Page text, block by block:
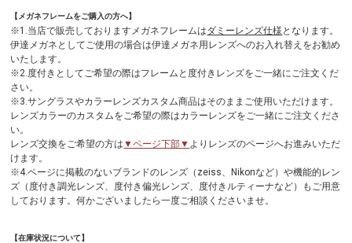
【メガネフレームをご購入の方へ】
※1.当店で販売しておりますメガネフレームはダミーレンズ仕様 となります。
伊達メガネとしてご使用の場合は伊達メガネ用レンズへのお入れ替えをお勧め
いたします。
※2.度付きとしてご希望の際はフレームと度付きレンズをご一緒にご注文くだ
さい。
※3.サングラスやカラーレンズカスタム商品はそのままご使用いただけます。
レンズカラーのカスタムをご希望の際はカラーレンズをご一緒にご注文くださ
い。
レンズ交換をご希望の方は ▼ページ下部▼ よりレンズのページへお進みいただ
けます。
※4.ページに掲載のないブランドのレンズ（zeiss、Nikonなど）や機能的レン
ズ（度付き調光レンズ、度付き偏光レンズ、度付きルティーナなど）もご用意
しております。何かございましたら一度ご相談くださいませ。
【在庫状況について】